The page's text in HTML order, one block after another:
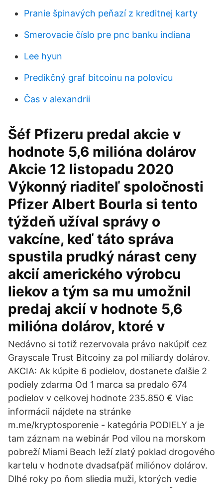
Pranie špinavých peňazí z kreditnej karty
Smerovacie číslo pre pnc banku indiana
Lee hyun
Predikčný graf bitcoinu na polovicu
Čas v alexandrii
Šéf Pfizeru predal akcie v
hodnote 5,6 milióna dolárov
Akcie 12 listopadu 2020
Výkonný riaditeľ spoločnosti
Pfizer Albert Bourla si tento
týždeň užíval správy o
vakcíne, keď táto správa
spustila prudký nárast ceny
akcií amerického výrobcu
liekov a tým sa mu umožnil
predaj akcií v hodnote 5,6
milióna dolárov, ktoré v
Nedávno si totiž rezervovala právo nakúpiť cez
Grayscale Trust Bitcoiny za pol miliardy dolárov.
AKCIA: Ak kúpite 6 podielov, dostanete ďalšie 2
podiely zdarma Od 1 marca sa predalo 674
podielov v celkovej hodnote 235.850 € Viac
informácii nájdete na stránke
m.me/kryptosporenie - kategória PODIELY a je
tam záznam na webinár Pod vilou na morskom
pobreží Miami Beach leží zlatý poklad drogového
kartelu v hodnote dvadsaťpäť miliónov dolárov.
Dlhé roky po ňom sliedia muži, ktorých vedie